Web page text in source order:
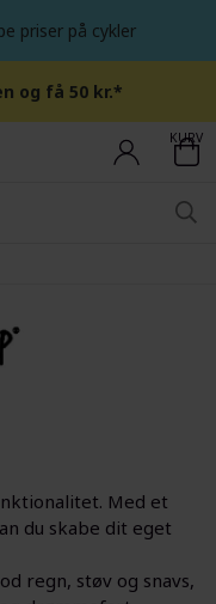
priser på cykler
og få 50 kr.*
KURV
Med et
du skabe dit eget
regn, støv og snavs,